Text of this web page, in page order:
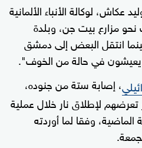
لوكالة الأنباء الألمانية
مزارع بيت جن، وبلدة
انتقل البعض إلى دمشق
يعيشون في حالة من الخوف".
، إصابة ستة من جنوده،
تعرضهم لإطلاق نار خلال عملية
وفقا لما أوردته